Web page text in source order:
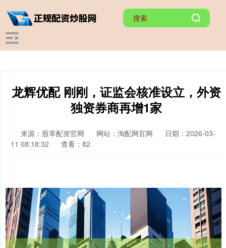
龙辉优配 刚刚，证监会核准设立，外资
独资券商再增1家
来源：股莘配资官网 网站：淘配网官网
日期：2026-03-
11 08:18:32
查看：82